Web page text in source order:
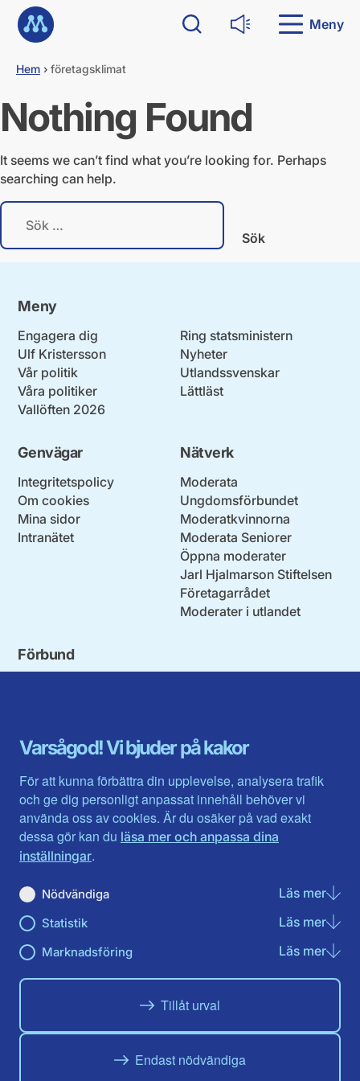
Varsågod! Vi bjuder på kakor
För att kunna förbättra din upplevelse, analysera trafik
och ge dig personligt anpassat innehåll behöver vi
använda oss av cookies. Är du osäker på vad exakt
dessa gör kan du läsa mer och anpassa dina
inställningar.
Nödvändiga Läs merom
Statistik Läs merom
Marknadsföring Läs merom
Tillåt urval
Endast nödvändiga
k
t
i
l
l
i
e
Sök
Läs upp Meny
Hem › företagsklimat
Nothing Found
It seems we can’t find what you’re looking for. Perhaps
searching can help.
S
k
Meny
Engagera dig
Ulf Kristersson
Vår politik
Våra politiker
Vallöften 2026
Ring statsministern
Nyheter
Utlandssvenskar
Lättläst
Genvägar
Integritetspolicy
Om cookies
Mina sidor
Intranätet
Nätverk
Moderata
Ungdomsförbundet
Moderatkvinnorna
Moderata Seniorer
Öppna moderater
Jarl Hjalmarson Stiftelsen
Företagarrådet
Moderater i utlandet
Förbund
Gävleborg
Halland
Jämtlands län
Jönköpings län
Kalmar län
Kronobergs län
Norrbotten
Skåne län
Värmlands län
Västerbotten
Västra Götaland
Västernorrland
Västmanland
Örebro län
Östergötland
Du hittar oss här på sociala medier
Facebook
Instagram